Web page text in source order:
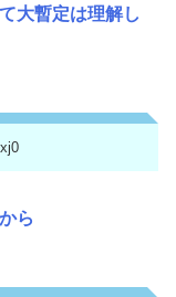
大暫定は理解し
ら